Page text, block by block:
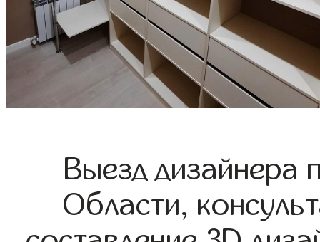
Выезд дизайнера
Области,